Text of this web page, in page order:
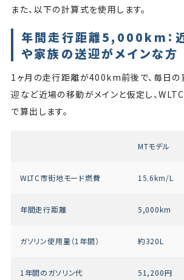
また、以下の計算式を使用します。
年間走行距離5,000km：
や家族の送迎がメインな方
1ヶ月の走行距離が400km前後で、毎日
迎など近場の移動がメインと仮定し、
で算出します。
MTモデル
WLTC市街地モード燃費 15.6km/L
年間走行距離 5,000km
ガソリン使用量（1年間） 約320L
1年間のガソリン代 51,200円